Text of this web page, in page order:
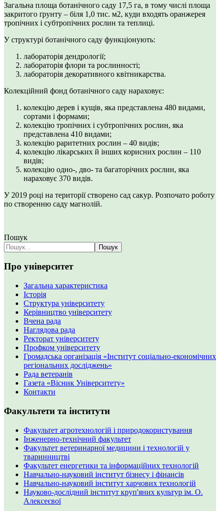
Загальна площа ботанічного саду 17,5 га, в тому числі площа
закритого ґрунту – біля 1,0 тис. м2, куди входять оранжерея
тропічних і субтропічних рослин та теплиці.
У структурі ботанічного саду функціонують:
лабораторія дендрології;
лабораторія флори та рослинності;
лабораторія декоративного квітникарства.
Колекційний фонд ботанічного саду нараховує:
колекцію дерев і кущів, яка представлена 480 видами,
сортами і формами;
колекцію тропічних і субтропічних рослин, яка
представлена 410 видами;
колекцію раритетних рослин – 40 видів;
колекцію лікарських й інших корисних рослин – 110
видів;
колекцію одно-, дво- та багаторічних рослин, яка
нараховує 370 видів.
У 2019 році на території створено сад сакур. Розпочато роботу
по створенню саду магнолій.
Пошук
Пошук
Про університет
Загальна характеристика
Історія
Структура університету
Керівництво університету
Вчена рада
Наглядова рада
Ректорат університету
Профком університету
Громадська організація «Інститут соціально-економічних
регіональних досліджень»
Рада ветеранів
Газета «Вісник Університету»
Контакти
Факультети та інститути
Факультет агротехнологій і природокористування
Інженерно-технічний факультет
Факультет ветеринарної медицини і технологій у
тваринництві
Факультет енергетики та інформаційних технологій
Навчально-науковий інститут бізнесу і фінансів
Навчально-науковий інститут харчових технологій
Науково-дослідний інститут круп'яних культур ім. О.
Алексеєвої